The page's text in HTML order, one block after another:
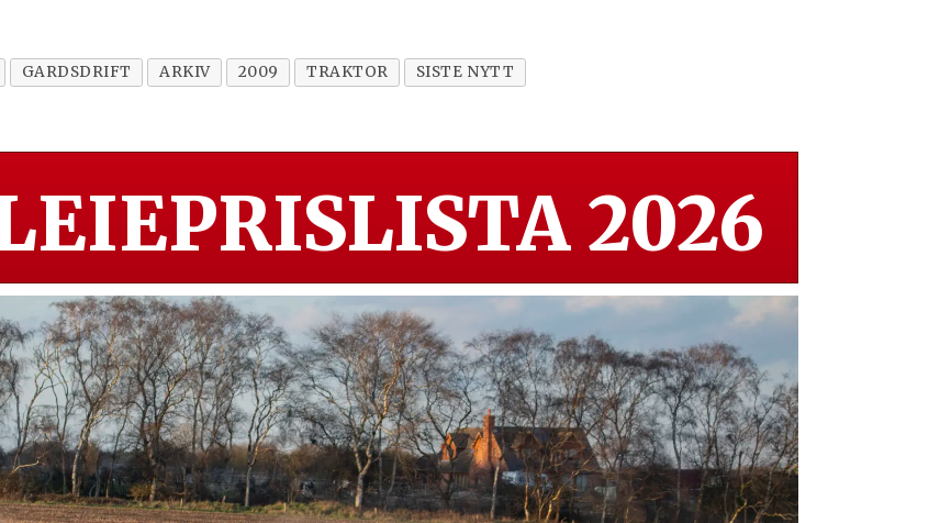
GARDSDRIFT ARKIV 2009 TRAKTOR SISTE NYTT
2026